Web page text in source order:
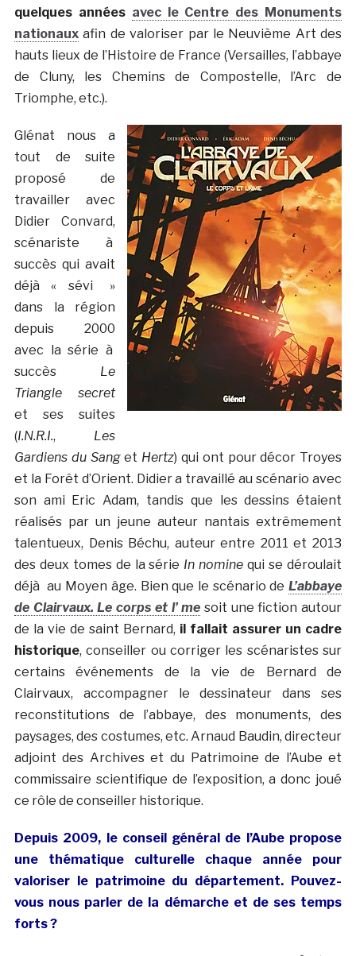
quelques années avec le Centre des Monuments
nationauxafin de valoriser par le Neuvième Art des
hauts lieux de l’Histoire de France (Versailles, l’abbaye
de Cluny, les Chemins de Compostelle, l’Arc de
Triomphe, etc.).
Glénat nous a
tout de suite
proposé de
travailler avec
Didier Convard,
scénariste à
succès qui avait
déjà « sévi »
dans la région
depuis 2000
avec la série à
succès Le
Triangle secret
et ses suites
(I.N.R.I., Les
Gardiens du Sanget Hertz) qui ont pour décor Troyes
et la Forêt d’Orient. Didier a travaillé au scénario avec
son ami Eric Adam, tandis que les dessins étaient
réalisés par un jeune auteur nantais extrêmement
talentueux, Denis Béchu, auteur entre 2011 et 2013
des deux tomes de la série In nomine qui se déroulait
déjà au Moyen âge. Bien que le scénario deL’abbaye
de Clairvaux. Le corps et l’ me soit une fiction autour
de la vie de saint Bernard, il fallait assurer un cadre
historique, conseiller ou corriger les scénaristes sur
certains événements de la vie de Bernard de
Clairvaux, accompagner le dessinateur dans ses
reconstitutions de l’abbaye, des monuments, des
paysages, des costumes, etc. Arnaud Baudin, directeur
adjoint des Archives et du Patrimoine de l’Aube et
commissaire scientifique de l’exposition, a donc joué
ce rôle de conseiller historique.
Depuis 2009, le conseil général de l’Aube propose
une thématique culturelle chaque année pour
valoriser le patrimoine du département. Pouvez-
vous nous parler de la démarche et de ses temps
forts ?